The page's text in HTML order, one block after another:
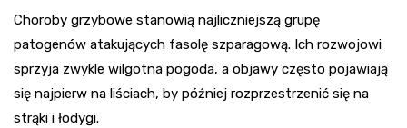
Choroby grzybowe stanowią najliczniejszą grupę
patogenów atakujących fasolę szparagową. Ich rozwojowi
sprzyja zwykle wilgotna pogoda, a objawy często pojawiają
się najpierw na liściach, by później rozprzestrzenić się na
strąki i łodygi.